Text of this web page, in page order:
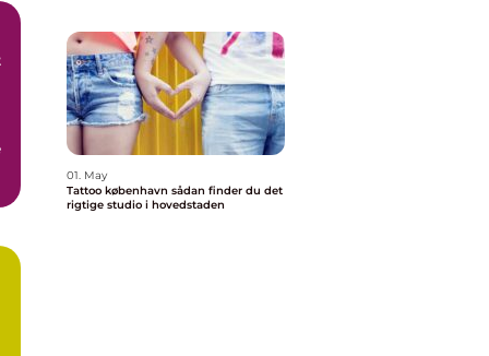
01. May
Tattoo københavn sådan finder du det
rigtige studio i hovedstaden